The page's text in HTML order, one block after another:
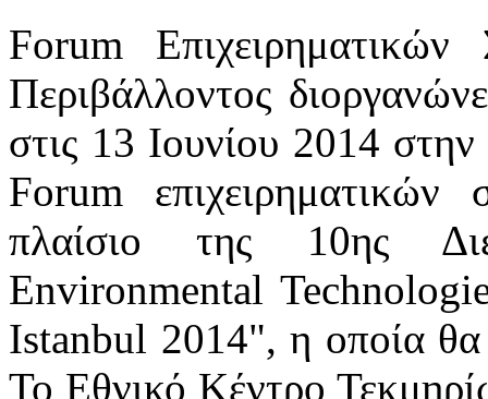
Forum
Περιβάλλοντος
στις 13 Ιουνίου 2014
Forum επιχειρηματικών
πλαίσιο της 10ης
Environmental
Istanbul 2014", η οποία θα
Το Εθνικό Κέντρο